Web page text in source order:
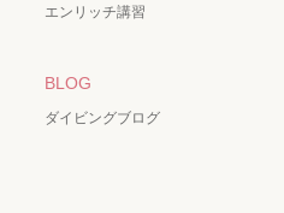
エンリッチ講習
BLOG
ダイビングブログ